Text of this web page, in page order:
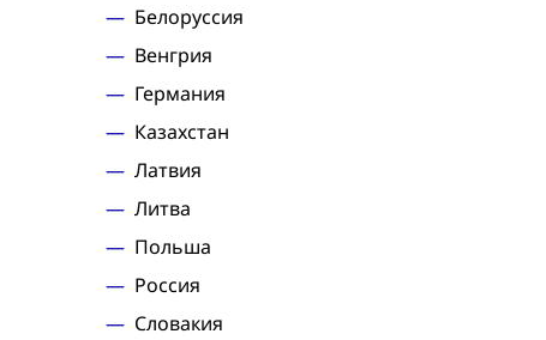
Белоруссия
Венгрия
Германия
Казахстан
Латвия
Литва
Польша
Россия
Словакия